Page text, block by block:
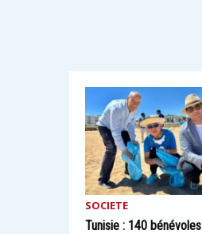
SOCIETE
Tunisie : 140 bénévoles